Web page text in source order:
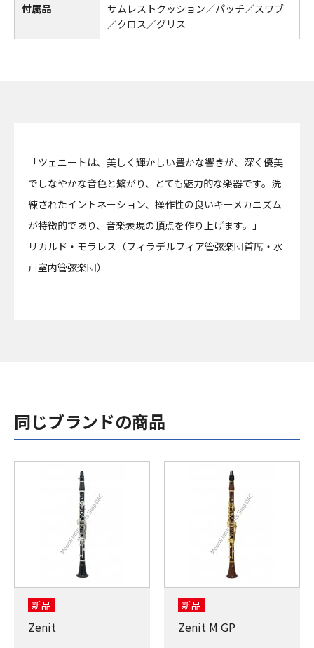
付属品
サムレストクッション／パッチ／スワブ
／クロス／グリス
「ツェニートは、美しく輝かしい豊かな響きが、深く優美
でしなやかな音色と繋がり、とても魅力的な楽器です。洗
練されたイントネーション、操作性の良いキーメカニズム
が特徴的であり、音楽表現の頂点を作り上げます。」
リカルド・モラレス（フィラデルフィア管弦楽団首席・水
戸室内管弦楽団）
同じブランドの商品
新品
Zenit
新品
Zenit M GP